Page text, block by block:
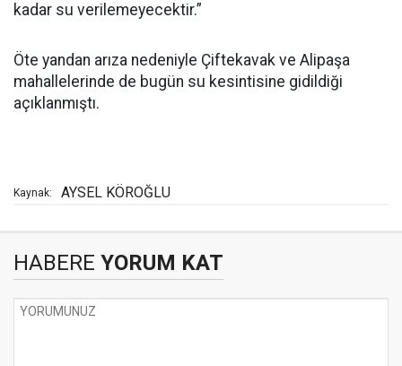
kadar su verilemeyecektir.”
Öte yandan arıza nedeniyle Çiftekavak ve Alipaşa
mahallelerinde de bugün su kesintisine gidildiği
açıklanmıştı.
Kaynak: AYSEL KÖROĞLU
HABERE YORUM KAT